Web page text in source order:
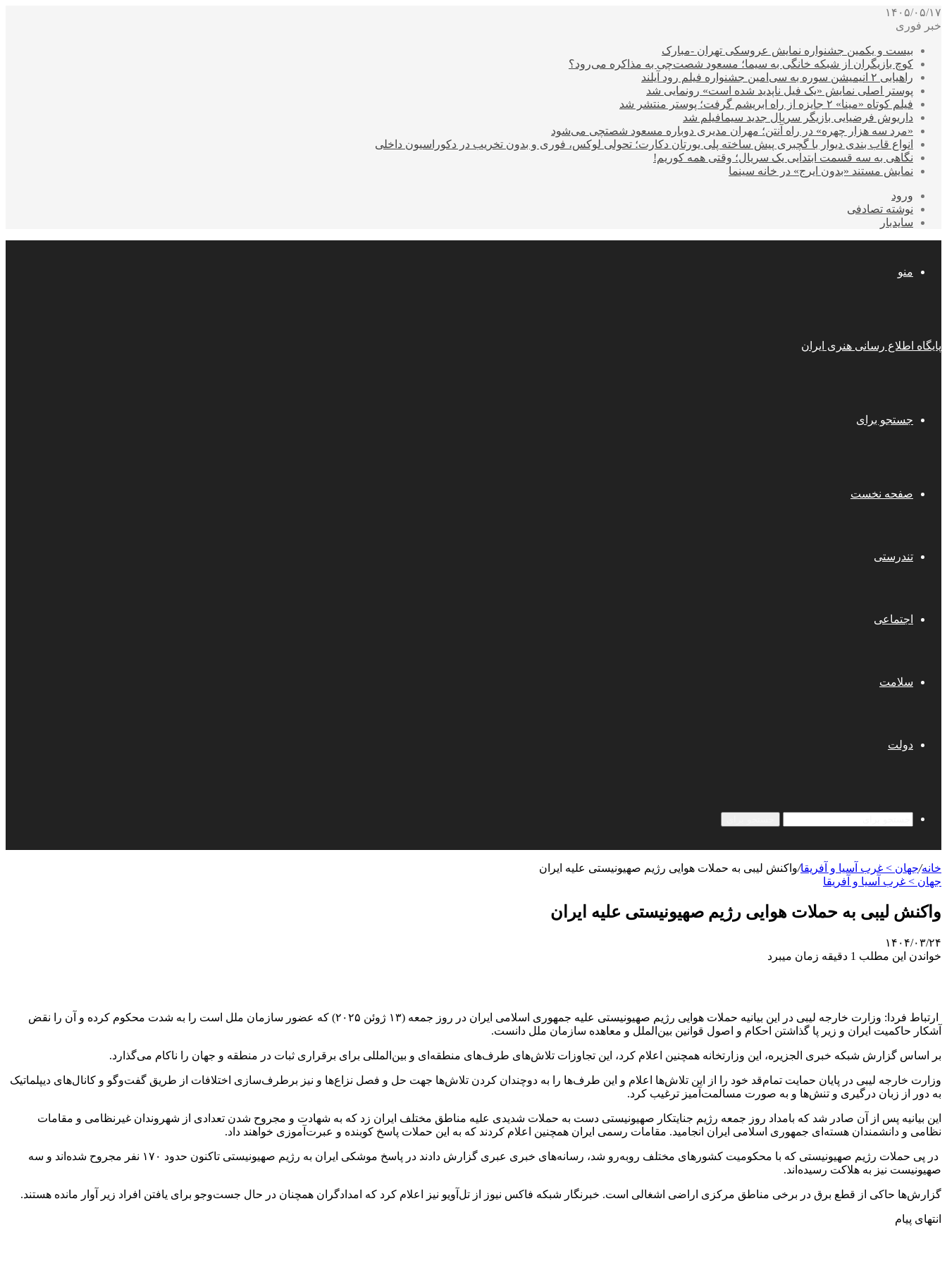
۱۴۰۵/۰۵/۱۷
خبر فوری
بیست و یکمین جشنواره نمایش عروسکی تهران -مبارک
کوچ بازیگران از شبکه خانگی به سیما؛ مسعود شصت‌چی به مذاکره می‌رود؟
راهیابی ۲ انیمیشن سوره به سی‌امین جشنواره فیلم رود آیلند
پوستر اصلی نمایش «یک فیل ناپدید شده است» رونمایی شد
فیلم کوتاه «مینا» ۲ جایزه از راه ابریشم گرفت؛ پوستر منتشر شد
داریوش فرضیایی بازیگر سریال جدید سیمافیلم شد
«مرد سه هزار چهره» در راه آنتن؛ مهران مدیری دوباره مسعود شصتچی می‌شود
انواع قاب بندی دیوار با گچبری پیش ساخته پلی یورتان دکارت؛ تحولی لوکس، فوری و بدون تخریب در دکوراسیون داخلی
نگاهی به سه قسمت ابتدایی یک سریال؛ وقتی همه کوریم!
نمایش مستند «بدون ایرج» در خانه سینما
ورود
نوشته تصادفی
سایدبار
منو
پایگاه اطلاع رسانی هنری ایران
جستجو برای
صفحه نخست
تندرستی
اجتماعی
سلامت
دولت
خانه/جهان > غرب آسیا و آفریقا/واکنش لیبی به حملات هوایی رژیم صهیونیستی علیه ایران
جهان > غرب آسیا و آفریقا
واکنش لیبی به حملات هوایی رژیم صهیونیستی علیه ایران
۱۴۰۴/۰۳/۲۴
خواندن این مطلب 1 دقیقه زمان میبرد
ارتباط فردا: وزارت خارجه لیبی در این بیانیه حملات هوایی رژیم صهیونیستی علیه جمهوری اسلامی ایران در روز جمعه (۱۳ ژوئن ۲۰۲۵) که عضور سازمان ملل است را به شدت محکوم کرده و آن را نقض
آشکار حاکمیت ایران و زیر پا گذاشتن احکام و اصول قوانین بین‌الملل و معاهده سازمان ملل دانست.
بر اساس گزارش شبکه خبری الجزیره، این وزارتخانه همچنین اعلام کرد، این تجاوزات تلاش‌های طرف‌های منطقه‌ای و بین‌المللی برای برقراری ثبات در منطقه و جهان را ناکام می‌گذارد.
وزارت خارجه لیبی در پایان حمایت تمام‌قد خود را از این تلاش‌ها اعلام و این طرف‌ها را به دوچندان کردن تلاش‌ها جهت حل و فصل نزاع‌ها و نیز برطرف‌سازی اختلافات از طریق گفت‌وگو و کانال‌های دیپلماتیک
به دور از زبان درگیری و تنش‌ها و به صورت مسالمت‌آمیز ترغیب کرد.
این بیانیه پس از آن صادر شد که بامداد روز جمعه رژیم جنایتکار صهیونیستی دست به حملات شدیدی علیه مناطق مختلف ایران زد که به شهادت و مجروح شدن تعدادی از شهروندان غیرنظامی و مقامات
نظامی و دانشمندان هسته‌ای جمهوری اسلامی ایران انجامید. مقامات رسمی ایران همچنین اعلام کردند که به این حملات پاسخ کوبنده و عبرت‌آموزی خواهند داد.
در پی حملات رژیم صهیونیستی که با محکومیت کشورهای مختلف روبه‌رو شد، رسانه‌های خبری عبری گزارش دادند در پاسخ موشکی ایران به رژیم صهیونیستی تاکنون حدود ۱۷۰ نفر مجروح شده‌اند و سه
صهیونیست نیز به هلاکت رسیده‌اند.
گزارش‌ها حاکی از قطع برق در برخی مناطق مرکزی اراضی اشغالی است. خبرنگار شبکه فاکس نیوز از تل‌آویو نیز اعلام کرد که امدادگران همچنان در حال جست‌وجو برای یافتن افراد زیر آوار مانده هستند.
انتهای پیام